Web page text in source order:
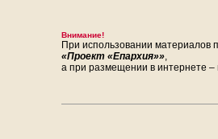
Внимание!
При использовании материалов
«Проект «Епархия»»
а при размещении в интернете